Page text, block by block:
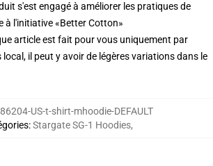
s'est engagé à améliorer les pratiques de
à l'initiative «Better Cotton»
article est fait pour vous uniquement par
il peut y avoir de légères variations dans le
US-t-shirt-mhoodie-DEFAULT
:Stargate SG-1 Hoodies,